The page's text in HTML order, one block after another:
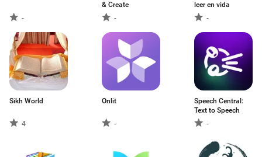
-
& Create
-
leer en vida
-
Sikh World
4
Onlit
-
Speech Central:
Text to Speech
-